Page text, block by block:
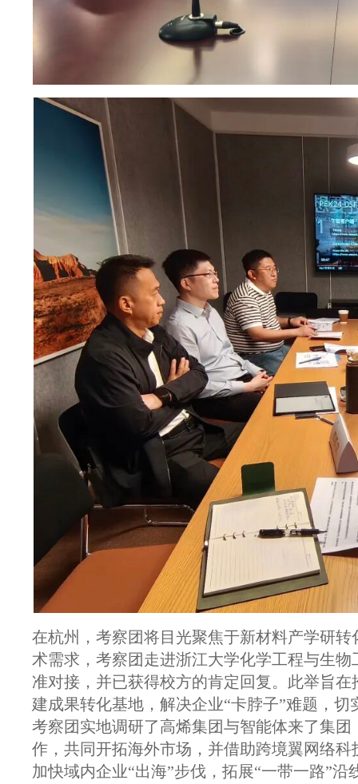
在杭州，考察团将目光聚焦于新材料产学研
术需求，考察团走进浙江大学化学工程与生
准对接，并已获得校方的肯定回复。此举旨
建成果转化基地，解决企业“卡脖子”难题，
考察团实地调研了高烯集团与智能体来了集
作，共同开拓海外市场，并借助跨境翼网络
加快域内企业“出海”步伐，拓展“一带一路”沿